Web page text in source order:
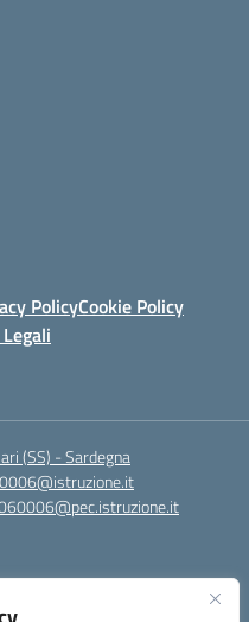
PolicyCookie Policy
(SS) - Sardegna